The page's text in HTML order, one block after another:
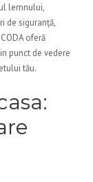
lemnului,
de siguranță,
oferă
punct de vedere
tău.